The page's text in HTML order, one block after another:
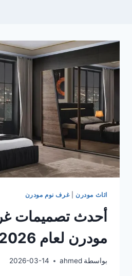
اثاث مودرن|غرف نوم مودرن
أحدث تصميمات
مودرن لعام 2026
بواسطة ahmed
2026-03-14